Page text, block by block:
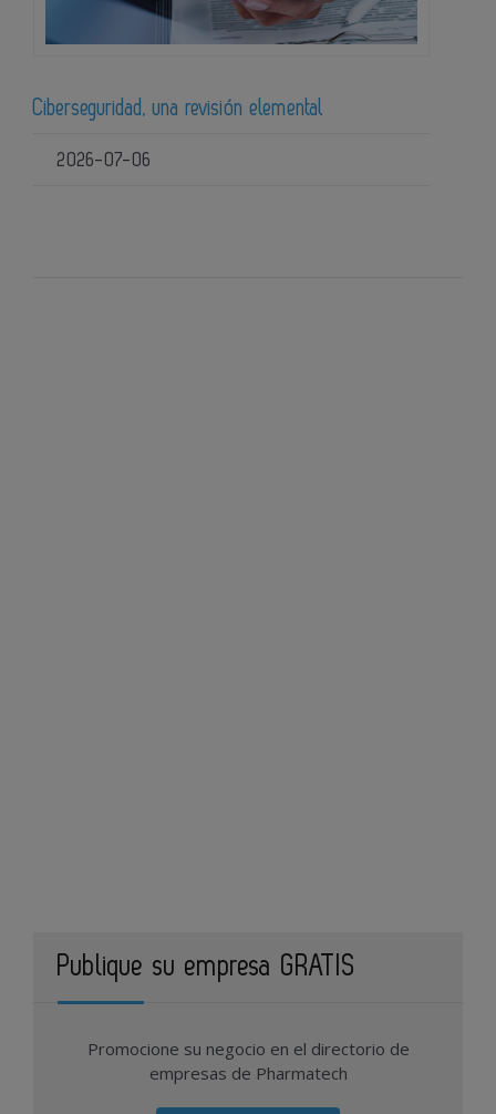
Ciberseguridad, una revisión elemental
2026-07-06
Publique su empresa GRATIS
Promocione su negocio en el directorio de
empresas de Pharmatech